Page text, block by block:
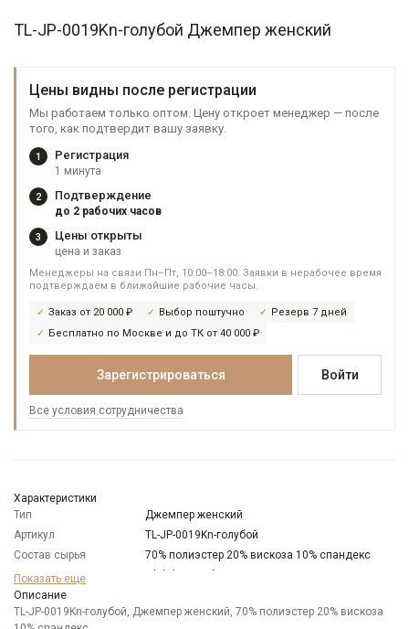
TL-JP-0019Kn-голубой Джемпер женский
Цены видны после регистрации
Мы работаем только оптом. Цену откроет менеджер — после
того, как подтвердит вашу заявку.
1 Регистрация
1 минута
2 Подтверждение
до 2 рабочих часов
3 Цены открыты
цена и заказ
Менеджеры на связи Пн–Пт, 10:00–18:00. Заявки в нерабочее время
подтверждаем в ближайшие рабочие часы.
Заказ от 20 000 ₽ Выбор поштучно
Резерв 7 дней
Бесплатно по Москве и до ТК от 40 000 ₽
Зарегистрироваться Войти
Все условия сотрудничества
Характеристики
Тип
Джемпер женский
Артикул
TL-JP-0019Kn-голубой
Состав сырья
70% полиэстер 20% вискоза 10% спандекс
Бренд
Модель
Цвет
Голубой
Показать еще
Описание
TL-JP-0019Kn-голубой, Джемпер женский, 70% полиэстер 20% вискоза